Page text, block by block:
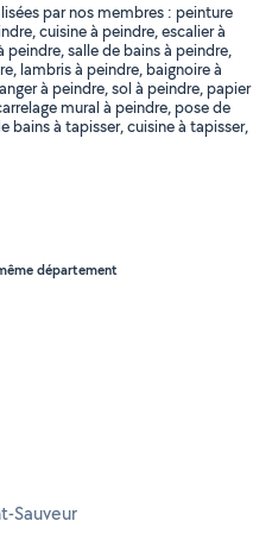
par nos membres : peinture
cuisine à peindre, escalier à
salle de bains à peindre,
lambris à peindre, baignoire à
à peindre, sol à peindre, papier
mural à peindre, pose de
bains à tapisser, cuisine à tapisser,
département
Sauveur